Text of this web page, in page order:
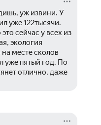
уж извини. У
уже 122тысячи.
сейчас у всех из
экология
на месте сколов
уже пятый год. По
отлично, даже